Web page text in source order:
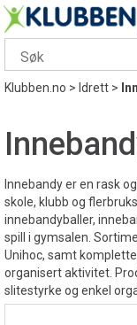
Klubben.no> Idrett>
Innebandy er en rask
skole, klubb og
innebandyballer,
spill i gymsalen.
Unihoc, samt
organisert aktivitet.
slitestyrke og enkel